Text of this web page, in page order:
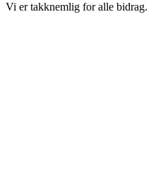
Vi er takknemlig for alle bidrag.